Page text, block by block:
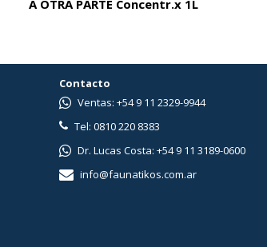
A OTRA PARTE Concentr.x 1L
Contacto
Ventas: +54 9 11 2329-9944
Tel: 0810 220 8383
Dr. Lucas Costa: +54 9 11 3189-0600
info@faunatikos.com.ar